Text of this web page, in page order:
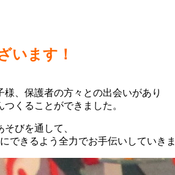
います！
、保護者の方々との出会いがあり
くることができました。
びを通して、
できるよう全力でお手伝いしていきま